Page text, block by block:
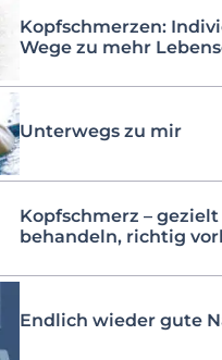
Kopfschmerzen:
Wege zu mehr
Unterwegs zu mir
Kopfschmerz – gezielt
behandeln, richtig
Endlich wieder gute